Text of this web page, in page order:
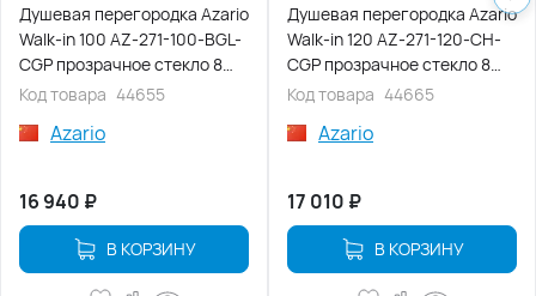
Душевая перегородка Azario
Walk-in 100 AZ-271-100-BGL-
CGP прозрачное стекло 8
мм с графическим принтом,
Код товара 44655
Azario
16 940 ₽
В КОРЗИНУ
Душевая перегородка Azario
Walk-in 120 AZ-271-120-CH-
CGP прозрачное стекло 8
мм с графическим принтом,
Код товара 44665
Azario
17 010 ₽
В КОРЗИНУ